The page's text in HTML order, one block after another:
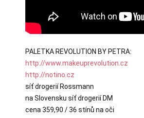
http://www.makeuprevolution.cz
http://notino.cz
síť drogerií Rossmann
na Slovensku síť drogerií DM
cena 359,90 / 36 stínů na oči